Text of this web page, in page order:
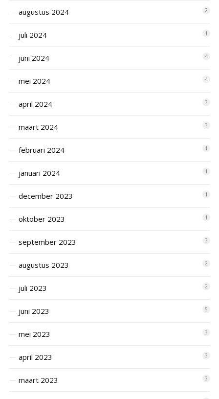
augustus 2024 2
juli 2024 1
juni 2024 4
mei 2024 4
april 2024 3
maart 2024 3
februari 2024 1
januari 2024 1
december 2023 1
oktober 2023 1
september 2023 3
augustus 2023 2
juli 2023 2
juni 2023 5
mei 2023 3
april 2023 3
maart 2023 3